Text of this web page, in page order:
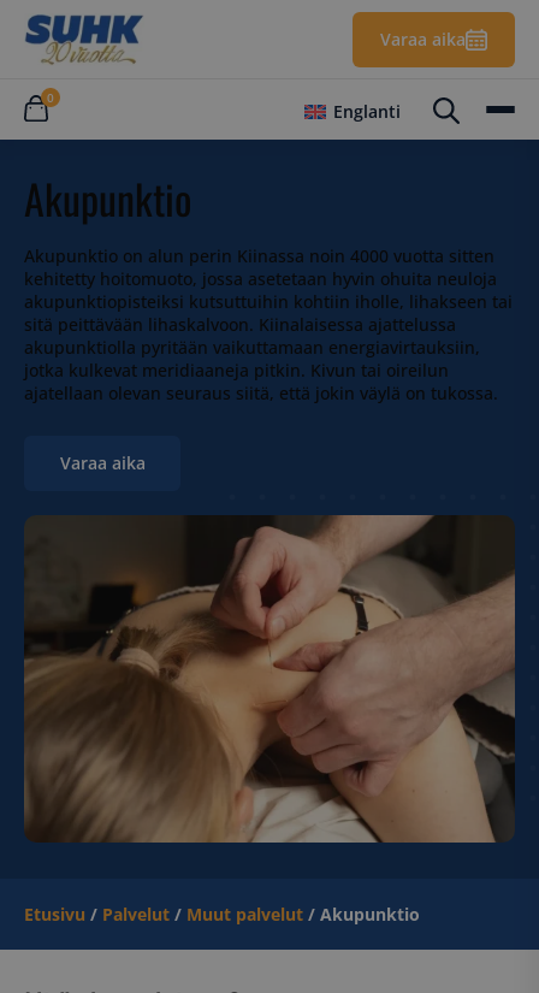
Varaa aika
0
Englanti
Akupunktio
Akupunktio on alun perin Kiinassa noin 4000 vuotta sitten
kehitetty hoitomuoto, jossa asetetaan hyvin ohuita neuloja
akupunktiopisteiksi kutsuttuihin kohtiin iholle, lihakseen tai
sitä peittävään lihaskalvoon. Kiinalaisessa ajattelussa
akupunktiolla pyritään vaikuttamaan energiavirtauksiin,
jotka kulkevat meridiaaneja pitkin. Kivun tai oireilun
ajatellaan olevan seuraus siitä, että jokin väylä on tukossa.
Varaa aika
Etusivu / Palvelut / Muut palvelut / Akupunktio